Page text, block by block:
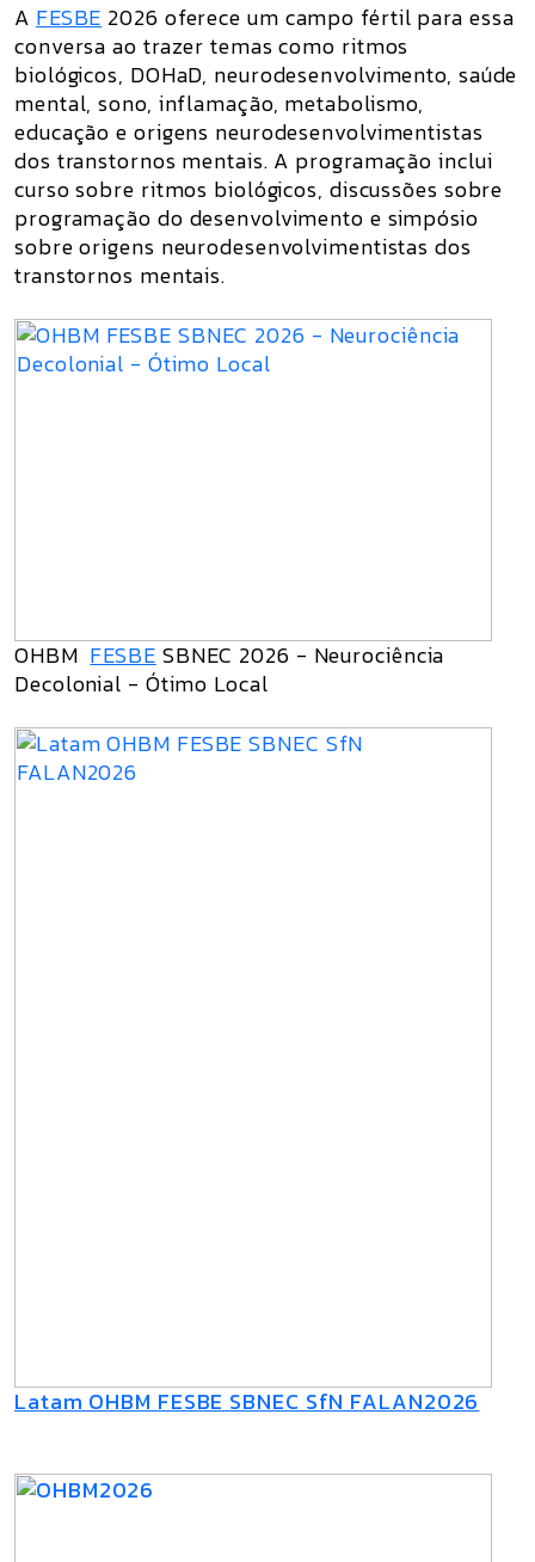
A FESBE 2026 oferece um campo fértil para essa
conversa ao trazer temas como ritmos
biológicos, DOHaD, neurodesenvolvimento, saúde
mental, sono, inflamação, metabolismo,
educação e origens neurodesenvolvimentistas
dos transtornos mentais. A programação inclui
curso sobre ritmos biológicos, discussões sobre
programação do desenvolvimento e simpósio
sobre origens neurodesenvolvimentistas dos
transtornos mentais.
OHBM FESBE SBNEC 2026 - Neurociência
Decolonial - Ótimo Local
Latam OHBM FESBE SBNEC SfN FALAN2026